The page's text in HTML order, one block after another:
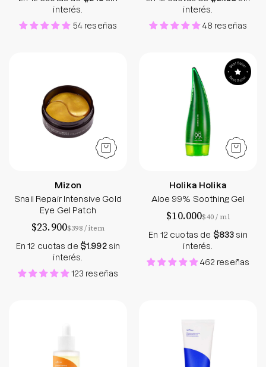
interés.
54 reseñas
interés.
48 reseñas
Snail Repair Intensive Gold Eye Gel Patch -
Mizon
Snail Repair Intensive Gold
Eye Gel Patch
$23.900$398/por
item
En 12 cuotas de $1.992sin
interés.
123 reseñas
Aloe 99%
Holika Holika
Aloe 99% Soothing Gel
$10.000$40/ por
ml
En 12 cuotas de $833sin
interés.
462 reseñas